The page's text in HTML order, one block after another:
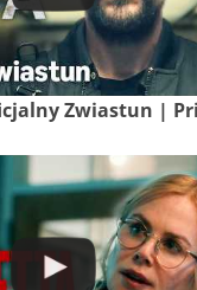
Zwiastun |